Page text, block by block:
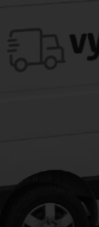
Vyklízení
Vyklízení